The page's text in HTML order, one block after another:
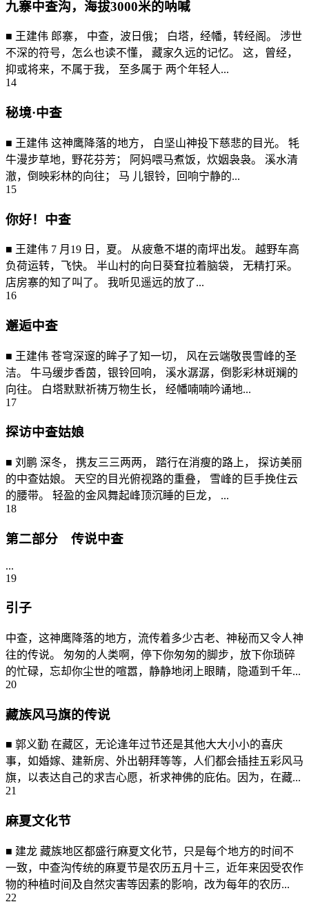
九寨中查沟，海拔3000米的呐喊
■ 王建伟 郎寨， 中查，波日俄； 白塔，经幡，转经阁。 涉世
不深的符号，怎么也读不懂， 藏家久远的记忆。 这，曾经，
抑或将来，不属于我， 至多属于 两个年轻人...
14
秘境·中查
■ 王建伟 这神鹰降落的地方， 白坚山神投下慈悲的目光。 牦
牛漫步草地，野花芬芳； 阿妈喂马煮饭，炊姻袅袅。 溪水清
澈，倒映彩林的向往； 马 儿银铃，回响宁静的...
15
你好！中查
■ 王建伟 7 月19 日，夏。 从疲惫不堪的南坪出发。 越野车高
负荷运转，飞快。 半山村的向日葵耷拉着脑袋， 无精打采。
店房寨的知了叫了。 我听见遥远的放了...
16
邂逅中查
■ 王建伟 苍穹深邃的眸子了知一切， 风在云端敬畏雪峰的圣
洁。 牛马缓步香茵，银铃回响， 溪水潺潺，倒影彩林斑斓的
向往。 白塔默默祈祷万物生长， 经幡喃喃吟诵地...
17
探访中查姑娘
■ 刘鹏 深冬， 携友三三两两， 踏行在消瘦的路上， 探访美丽
的中查姑娘。 天空的目光俯视路的重叠， 雪峰的巨手挽住云
的腰带。 轻盈的金风舞起峰顶沉睡的巨龙， ...
18
第二部分 传说中查
...
19
引子
中查，这神鹰降落的地方，流传着多少古老、神秘而又令人神
往的传说。 匆匆的人类啊，停下你匆匆的脚步，放下你琐碎
的忙碌，忘却你尘世的喧嚣，静静地闭上眼睛，隐遁到千年...
20
藏族风马旗的传说
■ 郭义勤 在藏区，无论逢年过节还是其他大大小小的喜庆
事，如婚嫁、建新房、外出朝拜等等，人们都会插挂五彩风马
旗，以表达自己的求吉心愿，祈求神佛的庇佑。因为，在藏...
21
麻夏文化节
■ 建龙 藏族地区都盛行麻夏文化节，只是每个地方的时间不
一致，中查沟传统的麻夏节是农历五月十三，近年来因受农作
物的种植时间及自然灾害等因素的影响，改为每年的农历...
22